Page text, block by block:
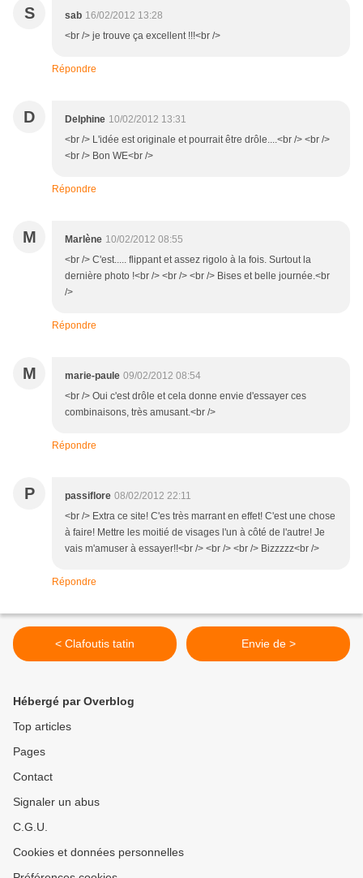
S sab 16/02/2012 13:28
<br /> je trouve ça excellent !!!<br />
Répondre
D Delphine 10/02/2012 13:31
<br /> L'idée est originale et pourrait être drôle....<br /> <br />
<br /> Bon WE<br />
Répondre
M Marlène 10/02/2012 08:55
<br /> C'est..... flippant et assez rigolo à la fois. Surtout la
dernière photo !<br /> <br /> <br /> Bises et belle journée.<br
/>
Répondre
M marie-paule 09/02/2012 08:54
<br /> Oui c'est drôle et cela donne envie d'essayer ces
combinaisons, très amusant.<br />
Répondre
P passiflore 08/02/2012 22:11
<br /> Extra ce site! C'es très marrant en effet! C'est une chose
à faire! Mettre les moitié de visages l'un à côté de l'autre! Je
vais m'amuser à essayer!!<br /> <br /> <br /> Bizzzzz<br />
Répondre
< Clafoutis tatin Envie de >
Hébergé par Overblog
Top articles
Pages
Contact
Signaler un abus
C.G.U.
Cookies et données personnelles